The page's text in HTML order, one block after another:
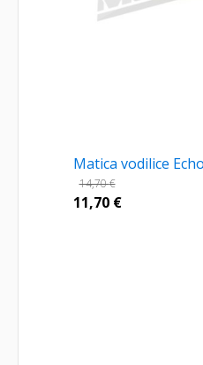
Matica vodilice
14,70€
11,70 €